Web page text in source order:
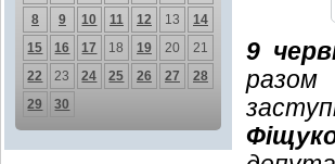
8
9 10 11 12 13
14
15
16 17 18 19 20
21
22
23 24 25 26 27
28
29
30
9